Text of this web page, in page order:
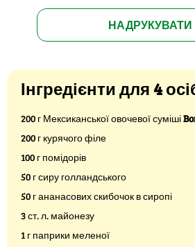
НАДРУКУВАТИ
Інгредієнти для 4
200 г Мексиканської овочевої суміші
200 г курячого філе
100 г помідорів
50 г сиру голландського
50 г ананасових скибочок в сиропі
3 ст. л. майонезу
1 г паприки меленої